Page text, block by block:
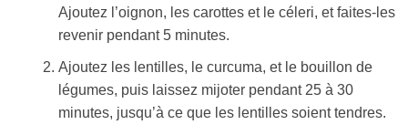
Ajoutez l’oignon, les carottes et le céleri, et faites-les
revenir pendant 5 minutes.
Ajoutez les lentilles, le curcuma, et le bouillon de
légumes, puis laissez mijoter pendant 25 à 30
minutes, jusqu’à ce que les lentilles soient tendres.